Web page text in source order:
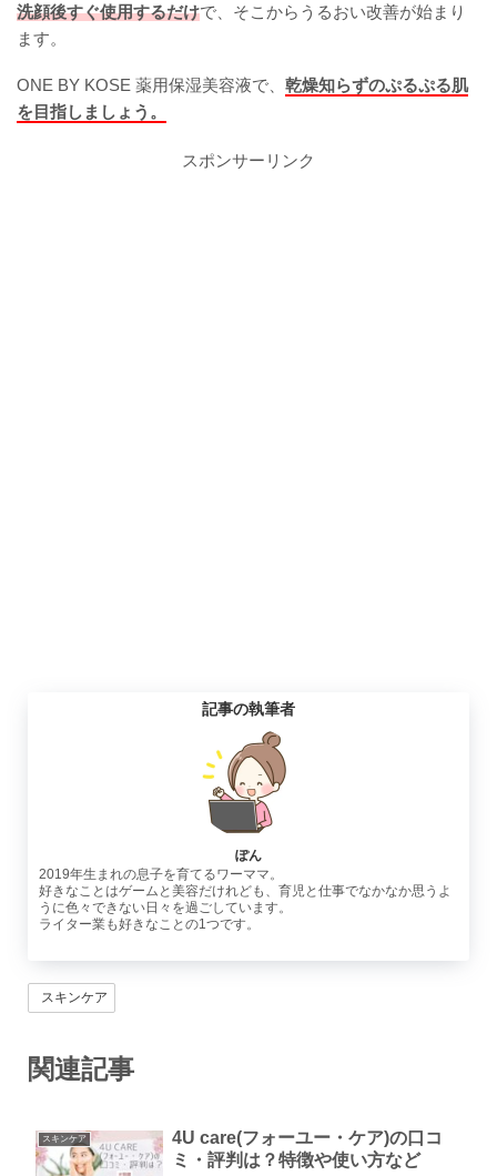
洗顔後すぐ使用するだけで、そこからうるおい改善が始まり
ます。
ONE BY KOSE 薬用保湿美容液で、 乾燥知らずのぷるぷる肌
を目指しましょう。
スポンサーリンク
記事の執筆者
ぽん
2019年生まれの息子を育てるワーママ。
好きなことはゲームと美容だけれども、育児と仕事でなかなか思うよ
うに色々できない日々を過ごしています。
ライター業も好きなことの1つです。
スキンケア
関連記事
スキンケア
4U care(フォーユー・ケア)の口コ
ミ・評判は？特徴や使い方など